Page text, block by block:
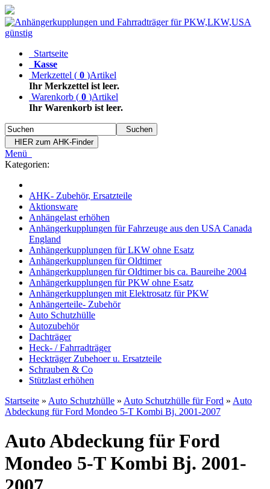
Startseite
Kasse
Merkzettel ( 0 )Artikel
Ihr Merkzettel ist leer.
Warenkorb ( 0 )Artikel
Ihr Warenkorb ist leer.
Suchen
HIER zum AHK-Finder
Menü
Kategorien:
AHK- Zubehör, Ersatzteile
Aktionsware
Anhängelast erhöhen
Anhängerkupplungen für Fahrzeuge aus den USA Canada
England
Anhängerkupplungen für LKW ohne Esatz
Anhängerkupplungen für Oldtimer
Anhängerkupplungen für Oldtimer bis ca. Baureihe 2004
Anhängerkupplungen für PKW ohne Esatz
Anhängerkupplungen mit Elektrosatz für PKW
Anhängerteile- Zubehör
Auto Schutzhülle
Autozubehör
Dachträger
Heck- / Fahrradträger
Heckträger Zubehoer u. Ersatzteile
Schrauben & Co
Stützlast erhöhen
Startseite » Auto Schutzhülle » Auto Schutzhülle für Ford » Auto
Abdeckung für Ford Mondeo 5-T Kombi Bj. 2001-2007
Auto Abdeckung für Ford
Mondeo 5-T Kombi Bj. 2001-